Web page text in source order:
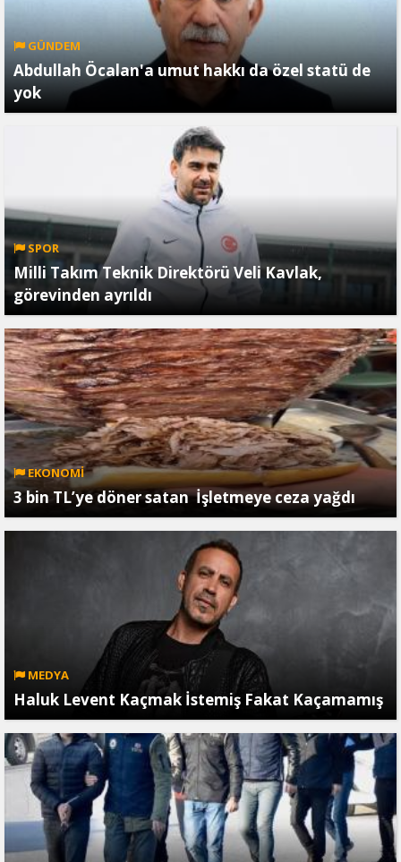
GÜNDEM
Abdullah Öcalan'a umut hakkı da özel statü de
yok
SPOR
Milli Takım Teknik Direktörü Veli Kavlak,
görevinden ayrıldı
EKONOMİ
3 bin TL’ye döner satan İşletmeye ceza yağdı
MEDYA
Haluk Levent Kaçmak İstemiş Fakat Kaçamamış